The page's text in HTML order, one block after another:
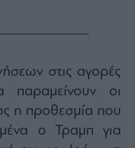
στις αγορές
οι
η προθεσμία που
ο Τραμπ για